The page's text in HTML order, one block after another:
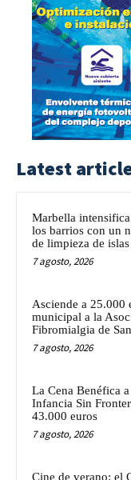
Latest
Marbella
los barrios con un
de limpieza de
7 agosto, 2026
Asciende a 25.000
municipal a la
Fibromialgia de
7 agosto, 2026
La Cena Benéfica
Infancia Sin
43.000 euros
7 agosto, 2026
Cine de verano: el